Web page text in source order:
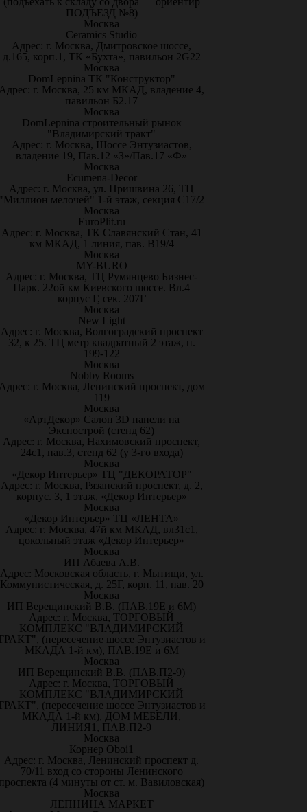
ПОДЪЕЗД №8)
Москва
Ceramics Studio
Адрес: г. Москва, Дмитровское шоссе,
д.165, корп.1, ТК «Бухта», павильон 2G22
Москва
DomLepnina ТК "Конструктор"
г. Москва, 25 км МКАД, владение 4,
павильон Б2.17
Москва
DomLepnina строительный рынок
"Владимирский тракт"
Адрес: г. Москва, Шоссе Энтузиастов,
владение 19, Пав.12 «З»/Пав.17 «Ф»
Москва
Ecumena-Decor
Адрес: г. Москва, ул. Пришвина 26, ТЦ
мелочей" 1-й этаж, секция С17/2
Москва
EuroPlit.ru
Адрес: г. Москва, ТК Славянский Стан, 41
км МКАД, 1 линия, пав. В19/4
Москва
MY-BURO
Адрес: г. Москва, ТЦ Румянцево Бизнес-
Парк. 22ой км Киевского шоссе. Вл.4
корпус Г, сек. 207Г
Москва
New Light
Адрес: г. Москва, Волгоградский проспект
32, к 25. ТЦ метр квадратный 2 этаж, п.
199-122
Москва
Nobby Rooms
г. Москва, Ленинский проспект, дом
119
Москва
«АртДекор» Салон 3D панели на
Экспострой (стенд 62)
Адрес: г. Москва, Нахимовский проспект,
24с1, пав.3, стенд 62 (у 3-го входа)
Москва
«Декор Интерьер» ТЦ "ДЕКОРАТОР"
Адрес: г. Москва, Рязанский проспект, д. 2,
корпус. 3, 1 этаж, «Декор Интерьер»
Москва
«Декор Интерьер» ТЦ «ЛЕНТА»
Адрес: г. Москва, 47й км МКАД, вл31с1,
цокольный этаж «Декор Интерьер»
Москва
ИП Абаева А.В.
Адрес: Московская область, г. Мытищи, ул.
Коммунистическая, д. 25Г, корп. 11, пав. 20
Москва
ИП Верещинский В.В. (ПАВ.19Е и 6М)
Адрес: г. Москва, ТОРГОВЫЙ
КОМПЛЕКС "ВЛАДИМИРСКИЙ
(пересечение шоссе Энтузиастов и
МКАДА 1-й км), ПАВ.19Е и 6М
Москва
ИП Верещинский В.В. (ПАВ.П2-9)
Адрес: г. Москва, ТОРГОВЫЙ
КОМПЛЕКС "ВЛАДИМИРСКИЙ
(пересечение шоссе Энтузиастов и
МКАДА 1-й км), ДОМ МЕБЕЛИ,
ЛИНИЯ1, ПАВ.П2-9
Москва
Корнер Oboi1
Адрес: г. Москва, Ленинский проспект д.
70/11 вход со стороны Ленинского
(4 минуты от ст. м. Вавиловская)
Москва
ЛЕПНИНА МАРКЕТ